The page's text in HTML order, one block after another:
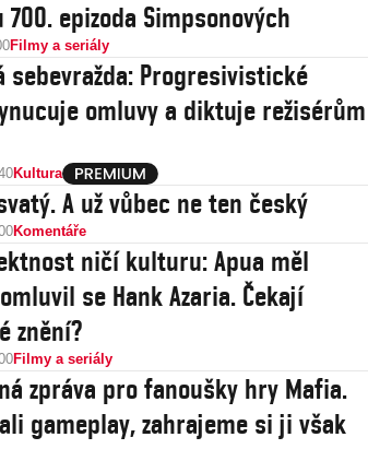
epizoda Simpsonových
Filmy a seriály
sebevražda: Progresivistické
omluvy a diktuje režisérům
Kultura
A už vůbec ne ten český
Komentáře
ničí kulturu: Apua měl
se Hank Azaria. Čekají
znění?
Filmy a seriály
zpráva pro fanoušky hry Mafia.
gameplay, zahrajeme si ji však